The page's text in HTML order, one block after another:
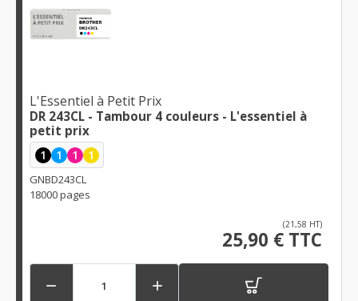
L'Essentiel à Petit Prix
DR 243CL - Tambour 4 couleurs - L'essentiel à
petit prix
1 1 1 1
GNBD243CL
18000 pages
(21,58 HT)
25,90 € TTC
 